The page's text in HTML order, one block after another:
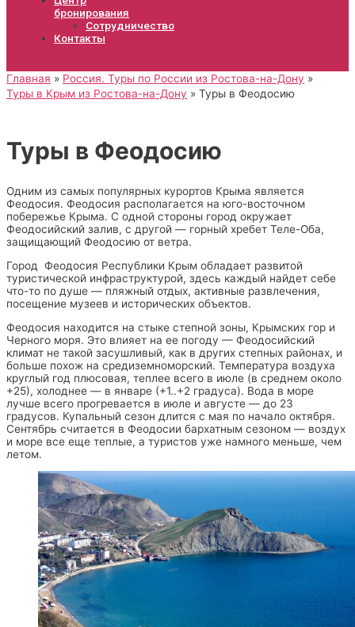
бронирования
Сотрудничество
Контакты
Главная
Россия. Туры по России из Ростова-на-Дону
Туры в Крым из Ростова-на-Дону
Туры в Феодосию
Туры в Феодосию
Одним из самых популярных курортов Крыма является
Феодосия. Феодосия располагается на юго-восточном
побережье Крыма. С одной стороны город окружает
Феодосийский залив, с другой — горный хребет Теле-Оба,
защищающий Феодосию от ветра.
Город Феодосия Республики Крым обладает развитой
туристической инфраструктурой, здесь каждый найдет себе
что-то по душе — пляжный отдых, активные развлечения,
посещение музеев и исторических объектов.
Феодосия находится на стыке степной зоны, Крымских гор и
Черного моря. Это влияет на ее погоду — Феодосийский
климат не такой засушливый, как в других степных районах, и
больше похож на средиземноморский. Температура воздуха
круглый год плюсовая, теплее всего в июле (в среднем около
+25), холоднее — в январе (+1..+2 градуса). Вода в море
лучше всего прогревается в июле и августе — до 23
градусов. Купальный сезон длится с мая по начало октября.
Сентябрь считается в Феодосии бархатным сезоном — воздух
и море все еще теплые, а туристов уже намного меньше, чем
летом.